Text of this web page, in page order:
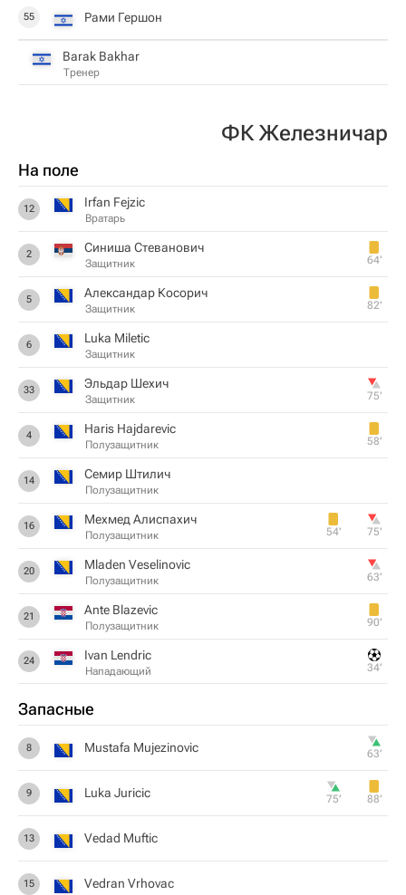
55 Рами Гершон
Barak Bakhar
Тренер
ФК Железничар
На поле
12 Irfan Fejzic
Вратарь
2 Синиша Стеванович
Защитник 64‎’‎
5 Александар Косорич
Защитник 82‎’‎
6 Luka Miletic
Защитник
33 Эльдар Шехич
Защитник 75‎’‎
4 Haris Hajdarevic
Полузащитник 58‎’‎
14 Семир Штилич
Полузащитник
16 Мехмед Алиспахич
Полузащитник 54‎’‎ 75‎’‎
20 Mladen Veselinovic
Полузащитник 63‎’‎
21 Ante Blazevic
Полузащитник 90‎’‎
24 Ivan Lendric
Нападающий 34‎’‎
Запасные
8 Mustafa Mujezinovic 63‎’‎
9 Luka Juricic 75‎’‎ 88‎’‎
13 Vedad Muftic
15 Vedran Vrhovac